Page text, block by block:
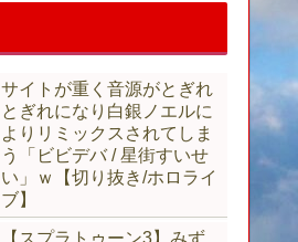
サイトが重く音源がとぎれ
とぎれになり白銀ノエルに
よりリミックスされてしま
う「ビビデバ / 星街すいせ
い」ｗ【切り抜き/ホロライ
ブ】
【スプラトゥーン3】みず